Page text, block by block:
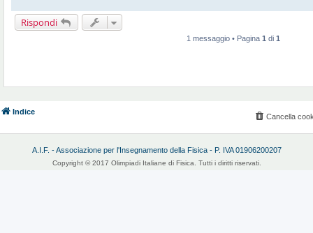
Rispondi
1 messaggio • Pagina 1 di 1
Indice
Cancella
A.I.F. - Associazione per l'Insegnamento della Fisica - P. IVA 01906200207
Copyright © 2017 Olimpiadi Italiane di Fisica. Tutti i diritti riservati.